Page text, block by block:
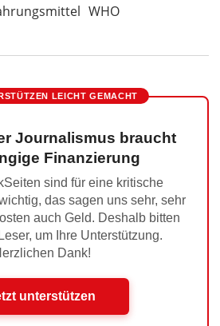
WHO
LEICHT GEMACHT
Journalismus braucht
Finanzierung
sind für eine kritische
das sagen uns sehr, sehr
auch Geld. Deshalb bitten
um Ihre Unterstützung.
Dank!
unterstützen